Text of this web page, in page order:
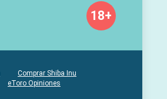
18+
Comprar Shiba Inu
eToro Opiniones